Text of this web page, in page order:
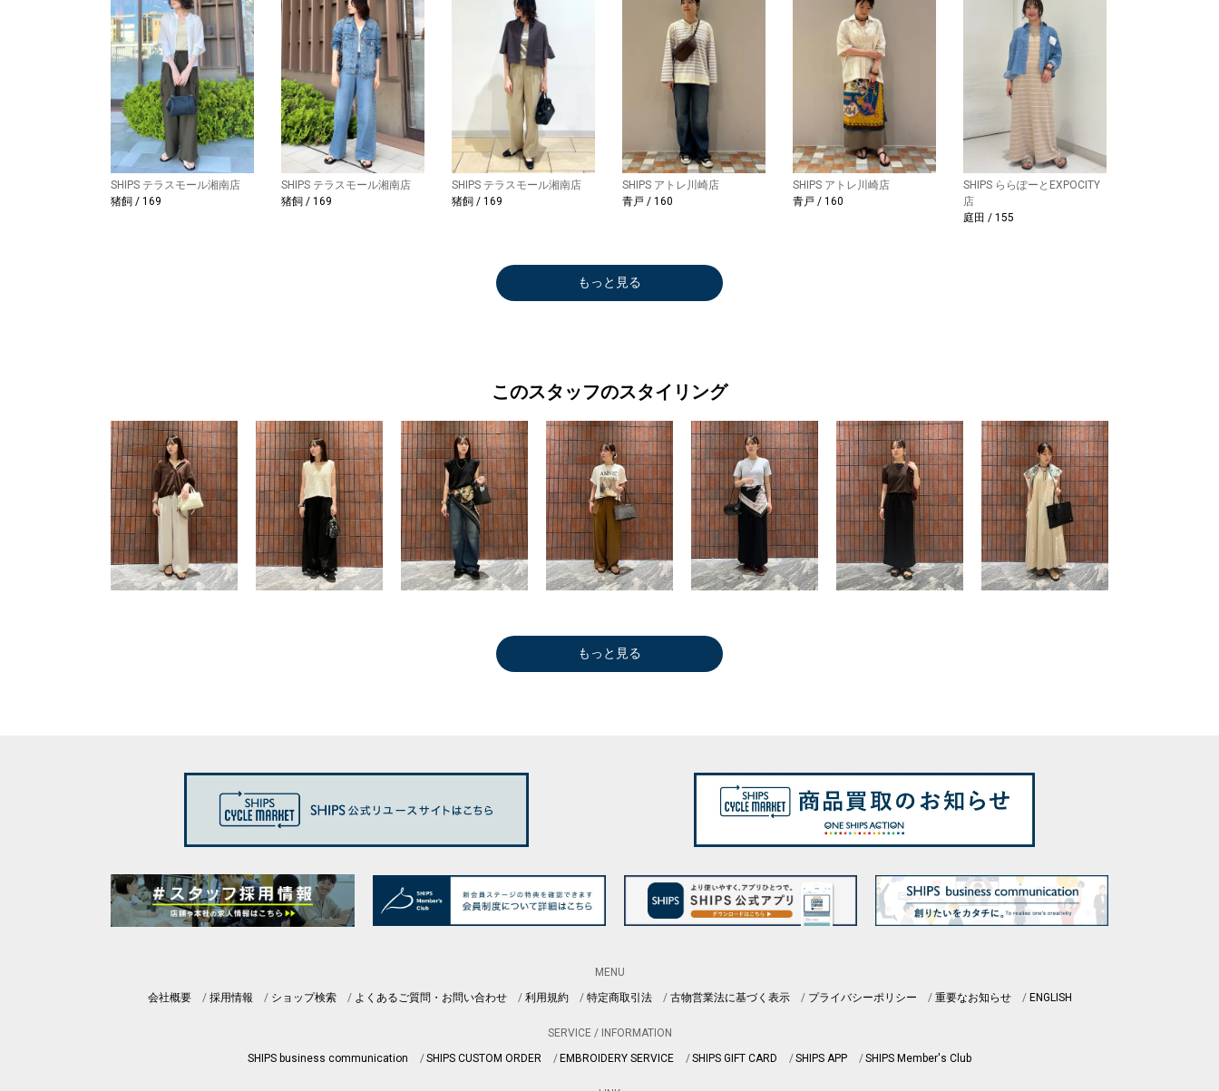
SHIPS テラスモール湘南店
猪飼 / 169
SHIPS テラスモール湘南店
猪飼 / 169
SHIPS テラスモール湘南店
猪飼 / 169
SHIPS アトレ川崎店
青戸 / 160
SHIPS アトレ川崎店
青戸 / 160
SHIPS ららぽーとEXPOCITY
店
庭田 / 155
もっと見る
このスタッフのスタイリング
もっと見る
MENU
会社概要
採用情報 ショップ検索 よくあるご質問・お問い合わせ 利用規約 特定商取引法 古物営業法に基づく表示 プライバシーポリシー 重要なお知らせ ENGLISH
SERVICE / INFORMATION
SHIPS business communication
SHIPS CUSTOM ORDER EMBROIDERY SERVICE SHIPS GIFT CARD SHIPS APP SHIPS Member's Club